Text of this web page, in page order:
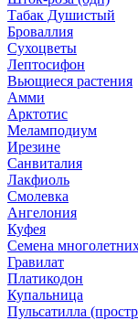
Табак Душистый
Броваллия
Сухоцветы
Лептосифон
Вьющиеся растения
Амми
Арктотис
Меламподиум
Ирезине
Санвиталия
Лакфиоль
Смолевка
Ангелония
Куфея
Семена
Гравилат
Платикодон
Купальница
Пульсатилла